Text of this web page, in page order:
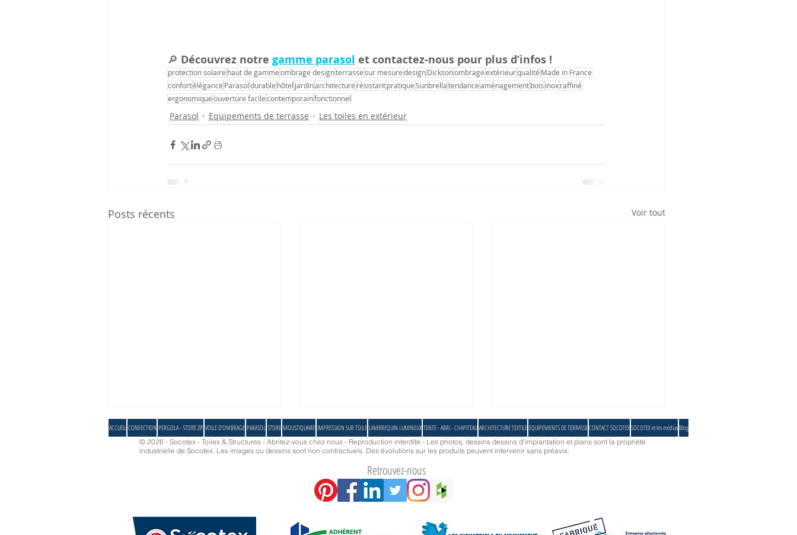
🔎 Découvrez notre gamme parasol et contactez-nous pour plus d’infos !
protection solaire haut de gammeombrage designterrassesur mesuredesignDicksonombrageextérieurqualité Made in France
confortélégance Parasoldurable hôtel jardinarchitecture résistantpratiqueSunbrellatendanceaménagementbois inoxraffiné
ergonomiqueouverture facilecontemporainfonctionnel
Parasol Equipements de terrasse Les toiles en extérieur
Posts récents Voir tout
Parasol Carré d'ombre, une protection
Quel coloris allez-vous choisir ?
Pourquoi céder au parasol MiniSoco ?
ACCUEIL CONFECTION PERGOLA - STORE ZIP VOILE D'OMBRAGE PARASOL STORE MOUSTIQUAIRE IMPRESSION SUR TOILE LAMBREQUIN LUMINEUX TENTE - ABRI - CHAPITEAU ARCHITECTURE TEXTILE EQUIPEMENTS DE TERRASSECONTACT SOCOTEXSOCOTEX et les médiasBlog
© 2026 - Socotex - Toiles & Structures - Abritez-vous chez nous - Reproduction interdite - Les photos, dessins dessins d'implantation et plans sont la propriété
industrielle de Socotex. Les images ou dessins sont non contractuels. Des évolutions sur les produits peuvent intervenir sans préavis.
Retrouvez-nous